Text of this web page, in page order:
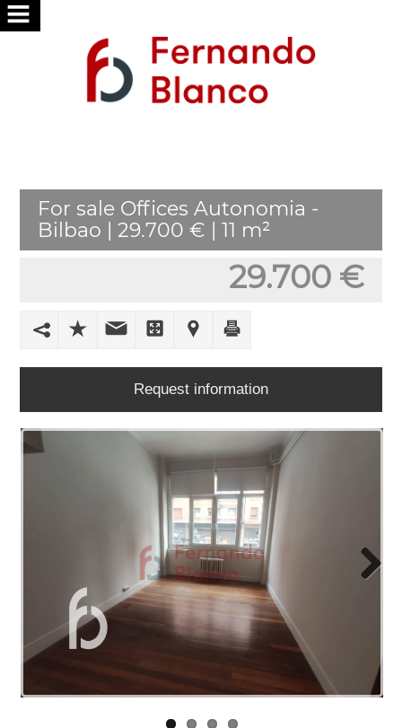
SEARCH
PUBLISH
HOME
WORK
WITH
CONTACT
For sale Offices Autonomia -
Bilbao | 29.700 € | 11 m²
29.700 €
Request information